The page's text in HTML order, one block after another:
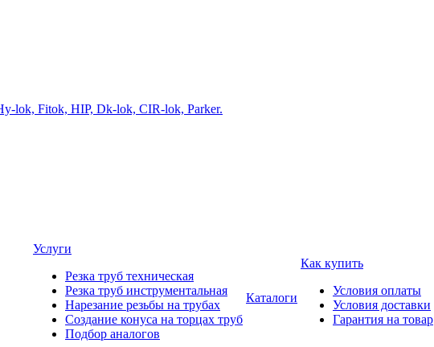
Услуги
Резка труб техническая
Резка труб инструментальная
Нарезание резьбы на трубах
Создание конуса на торцах труб
Подбор аналогов
Каталоги
Как купить
Условия оплаты
Условия доставки
Гарантия на товар